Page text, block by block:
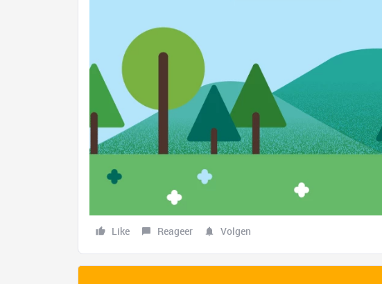
Like Reageer Volgen